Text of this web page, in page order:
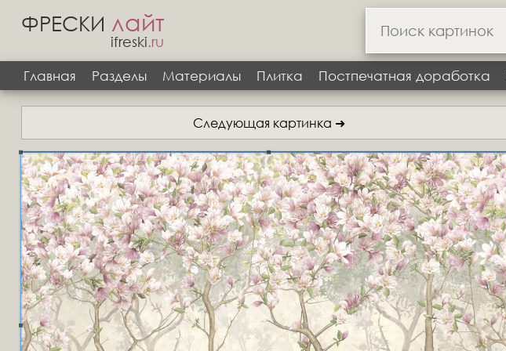
ФРЕСКИ лайт
ifreski.ru
Главная
Разделы Материалы Плитка Постпечатная доработка
Следующая картинка ➜